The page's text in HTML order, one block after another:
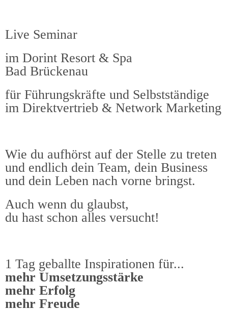
Live Seminar
im Dorint Resort & Spa
Bad Brückenau
für Führungskräfte und Selbstständige
im Direktvertrieb & Network Marketing​
Wie du aufhörst auf der Stelle zu treten
und endlich dein Team, dein Business
und dein Leben nach vorne bringst.​
Auch wenn du glaubst,
du hast schon alles versucht!
1 Tag geballte Inspirationen für...
mehr Umsetzungsstärke
mehr Erfolg
mehr Freude